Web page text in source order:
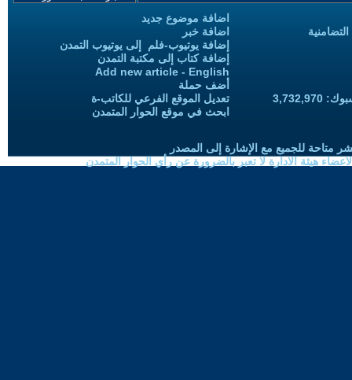
اضافة موضوع جديد
اضافة خبر
إضافة يوتيوب-فلم إلى يوتيوب التمدن
إضافة كتاب إلى مكتبة التمدن
Add new article - English
أضف حملة
تعديل الموقع الفرعي للكاتب-ة
ابحث في موقع الحوار المتمدن
متاحة للجميع مع الإشارة إلى المصدر
هيئة الادارة لا تعبر بالضرورة عن رأي الحوار المتمدن